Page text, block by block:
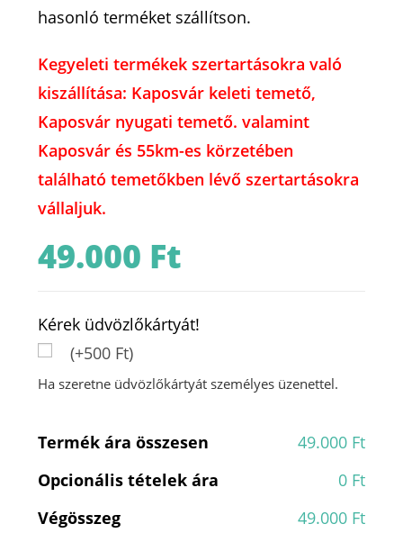
hasonló terméket szállítson.
Kegyeleti termékek szertartásokra való
kiszállítása: Kaposvár keleti temető,
Kaposvár nyugati temető. valamint
Kaposvár és 55km-es körzetében
található temetőkben lévő szertartásokra
vállaljuk.
49.000 Ft
Kérek üdvözlőkártyát!
(+500 Ft)
Ha szeretne üdvözlőkártyát személyes üzenettel.
Termék ára összesen
49.000 Ft
Opcionális tételek ára
0 Ft
Végösszeg
49.000 Ft